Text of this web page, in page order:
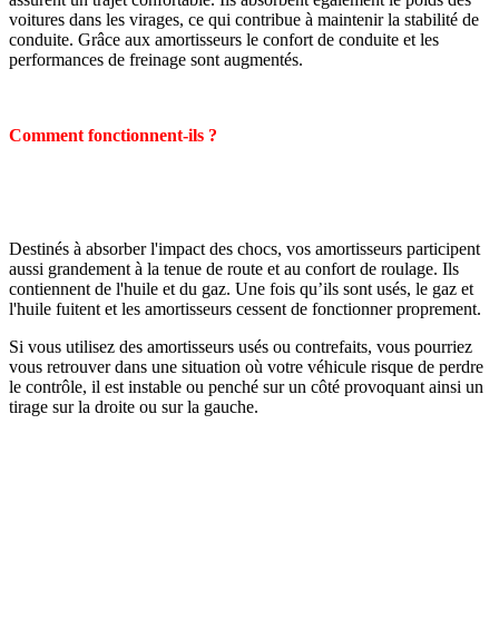
voitures dans les virages, ce qui contribue à maintenir la stabilité de
conduite. Grâce aux amortisseurs le confort de conduite et les
performances de freinage sont augmentés.
Comment fonctionnent-ils ?
Destinés à absorber l'impact des chocs, vos amortisseurs participent
aussi grandement à la tenue de route et au confort de roulage. Ils
contiennent de l'huile et du gaz. Une fois qu’ils sont usés, le gaz et
l'huile fuitent et les amortisseurs cessent de fonctionner proprement.
Si vous utilisez des amortisseurs usés ou contrefaits, vous pourriez
vous retrouver dans une situation où votre véhicule risque de perdre
le contrôle, il est instable ou penché sur un côté provoquant ainsi un
tirage sur la droite ou sur la gauche.